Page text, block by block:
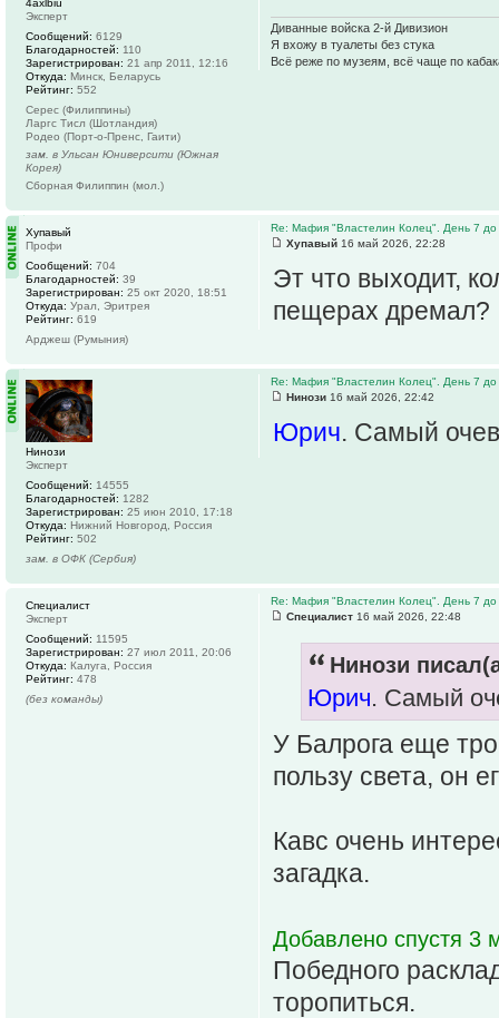
Диванные войска 2-й Дивизион
Я вхожу в туалеты без стука
Всё реже по музеям, всё чаще по
4axlbiu
Эксперт
Сообщений: 6129
Благодарностей: 110
Зарегистрирован: 21 апр 2011, 12:16
Откуда: Минск, Беларусь
Рейтинг: 552
Серес (Филиппины)
Ларгс Тисл (Шотландия)
Родео (Порт-о-Пренс, Гаити)
зам. в Ульсан Юниверсити (Южная
Корея)
Сборная Филиппин (мол.)
Re: Мафия "Властелин Колец". День 7 до
Хупавый 16 май 2026, 22:28
Эт что выходит,
пещерах дремал?
Хупавый
Профи
Сообщений: 704
Благодарностей: 39
Зарегистрирован: 25 окт 2020, 18:51
Откуда: Урал, Эритрея
Рейтинг: 619
Арджеш (Румыния)
Re: Мафия "Властелин Колец". День 7 до
Нинози 16 май 2026, 22:42
Юрич. Самый
Нинози
Эксперт
Сообщений: 14555
Благодарностей: 1282
Зарегистрирован: 25 июн 2010, 17:18
Откуда: Нижний Новгород, Россия
Рейтинг: 502
зам. в ОФК (Сербия)
Re: Мафия "Властелин Колец". День 7 до
Специалист 16 май 2026, 22:48
Нинози
Юрич. Самый
У Балрога еще
пользу света, он
Кавс очень
загадка.
Добавлено спустя 3
Победного
торопиться.
Специалист
Эксперт
Сообщений: 11595
Зарегистрирован: 27 июл 2011, 20:06
Откуда: Калуга, Россия
Рейтинг: 478
(без команды)